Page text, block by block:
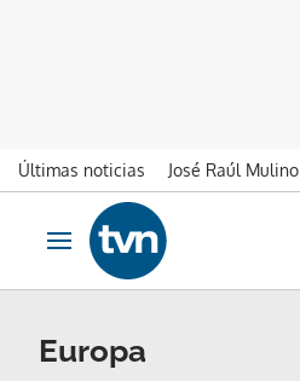
Últimas noticias José Raúl Mulino
Ir al contenido
Obrir navegació
Europa